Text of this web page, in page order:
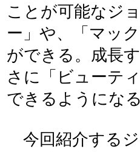
ことが可能なジ
ー」や、「マッ
ができる。成長
さに「ビューテ
できるようにな
今回紹介する